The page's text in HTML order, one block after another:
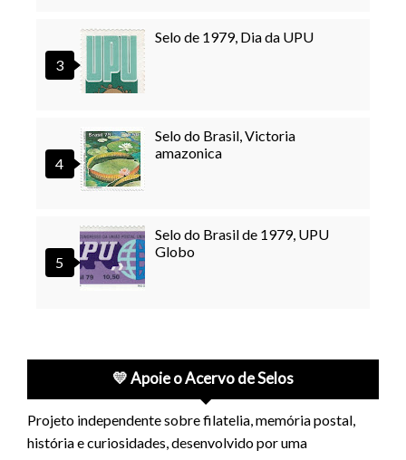
Selo de 1979, Dia da UPU
Selo do Brasil, Victoria
amazonica
Selo do Brasil de 1979, UPU
Globo
💛 Apoie o Acervo de Selos
Projeto independente sobre filatelia, memória postal,
história e curiosidades, desenvolvido por uma